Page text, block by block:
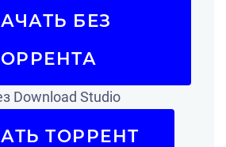
БЕЗ
Download Studio
ТОРРЕНТ